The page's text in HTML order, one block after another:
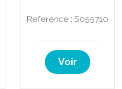
Reference : S055710
Voir